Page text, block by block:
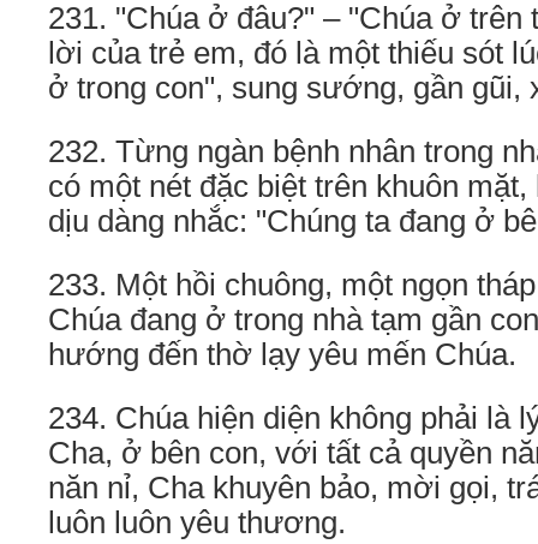
231. "Chúa ở đâu?" – "Chúa ở
lời của trẻ em, đó là một thiếu sót
ở trong con", sung sướng, gần gũi,
232. Từng ngàn bệnh nhân trong
có một nét đặc biệt trên khuôn
dịu dàng nhắc: "Chúng ta đang ở
233. Một hồi chuông, một ngọn
Chúa đang ở trong nhà tạm gần
hướng đến thờ lạy yêu mến Chúa.
234. Chúa hiện diện không phải là
Cha, ở bên con, với tất cả quyền
năn nỉ, Cha khuyên bảo, mời gọi,
luôn luôn yêu thương.